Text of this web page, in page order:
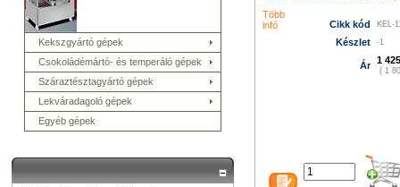
Kekszgyártó gépek
Csokoládémártó- és temperáló gépek
Száraztésztagyártó gépek
Lekváradagoló gépek
Egyéb gépek
ィトン バッグ
トン バッグ
グッチ アウトレ
プラダ 店舗 ニューバラ
クロエ バ
Több
infó
Cikk kód KEL-
Készlet -1
Ár 1
( 1